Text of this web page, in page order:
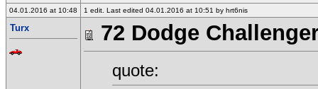
04.01.2016 at 10:48 1 edit. Last edited 04.01.2016 at 10:51 by hrt6nis
Turx 72 Dodge
quote: